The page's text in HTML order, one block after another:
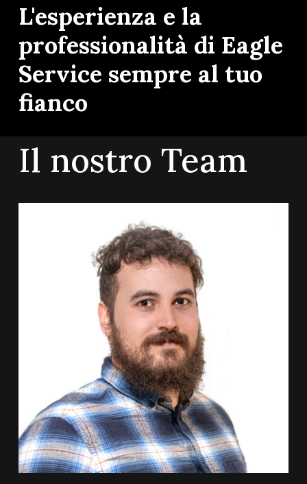
L'esperienza e la
professionalità di Eagle
Service sempre al tuo
fianco
Il nostro Team